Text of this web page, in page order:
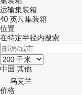
运输集装箱
40 英尺集装箱
位置
在特定半径内搜索
中国 其他
乌克兰
价格